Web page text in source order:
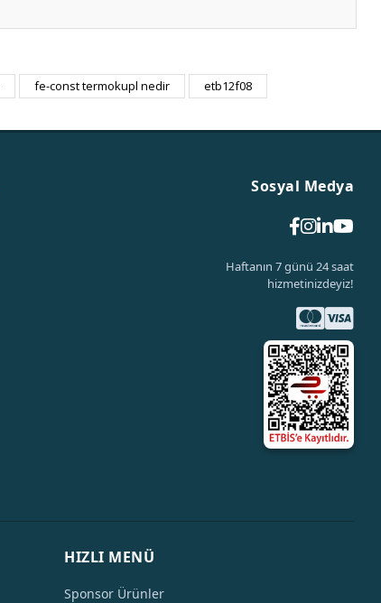
fe-const termokupl nedir
etb12f08
Sosyal Medya
Haftanın 7 günü 24 saat
hizmetinizdeyiz!
HIZLI MENÜ
Sponsor Ürünler